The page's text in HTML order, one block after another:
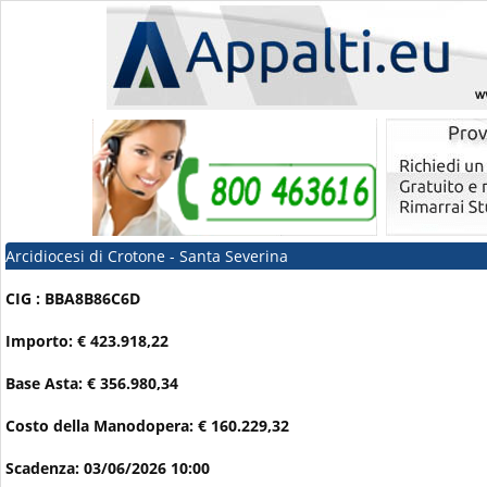
Arcidiocesi di Crotone - Santa Severina
CIG : BBA8B86C6D
Importo: € 423.918,22
Base Asta: € 356.980,34
Costo della Manodopera: € 160.229,32
Scadenza: 03/06/2026 10:00